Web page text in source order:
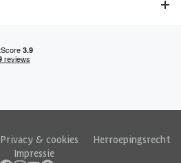
Privacy & cookies
Herroepingsrecht
Impressie